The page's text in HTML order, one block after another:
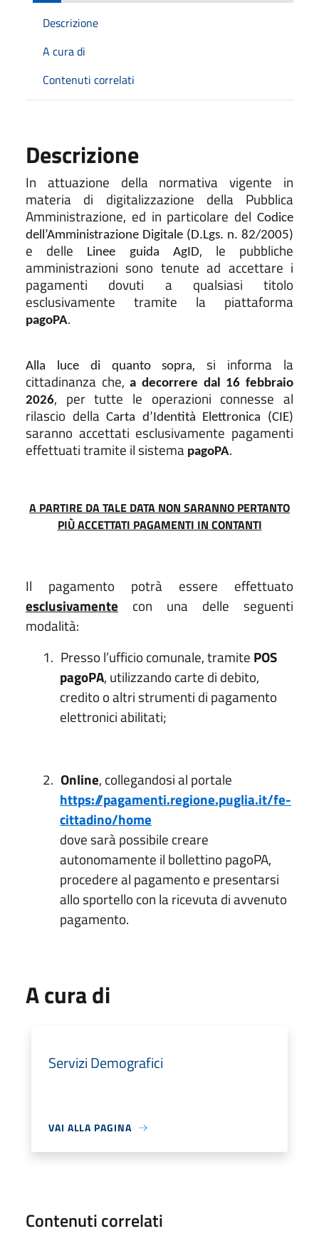
Descrizione
A cura di
Contenuti correlati
Descrizione
In attuazione della normativa vigente in
materia di digitalizzazione della Pubblica
Amministrazione, ed in particolare del Codice
dell’Amministrazione Digitale (D.Lgs. n. 82/2005)
e delle Linee guida AgID, le pubbliche
amministrazioni sono tenute ad accettare i
pagamenti dovuti a qualsiasi titolo
esclusivamente tramite la piattaforma
pagoPA.
Alla luce di quanto sopra, si informa la
cittadinanza che,a decorrere dal 16 febbraio
2026, per tutte le operazioni connesse al
rilascio dellaCarta d’Identità Elettronica (CIE)
saranno accettati esclusivamente pagamenti
effettuati tramite il sistema pagoPA.
A PARTIRE DA TALE DATA NON SARANNO PERTANTO
PIÙ ACCETTATI PAGAMENTI IN CONTANTI
Il pagamento potrà essere effettuato
esclusivamente con una delle seguenti
modalità:
1. Presso l’ufficio comunale, tramite POS
pagoPA, utilizzando carte di debito,
credito o altri strumenti di pagamento
elettronici abilitati;
2. Online, collegandosi al portale
https://pagamenti.regione.puglia.it/fe-
cittadino/home
dove sarà possibile creare
autonomamente il bollettino pagoPA,
procedere al pagamento e presentarsi
allo sportello con la ricevuta di avvenuto
pagamento.
A cura di
Servizi Demografici
VAI ALLA PAGINA
Contenuti correlati